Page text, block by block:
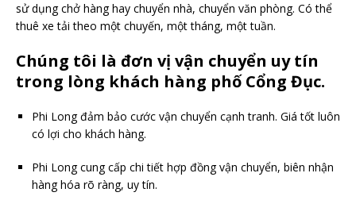
sử dụng chở hàng hay chuyển nhà, chuyển văn phòng. Có thể
thuê xe tải theo một chuyến, một tháng, một tuần.
Chúng tôi là đơn vị vận chuyển uy tín
trong lòng khách hàng phố Cổng Đục.
Phi Long đảm bảo cước vận chuyển cạnh tranh. Giá tốt luôn
có lợi cho khách hàng.
Phi Long cung cấp chi tiết hợp đồng vận chuyển, biên nhận
hàng hóa rõ ràng, uy tín.